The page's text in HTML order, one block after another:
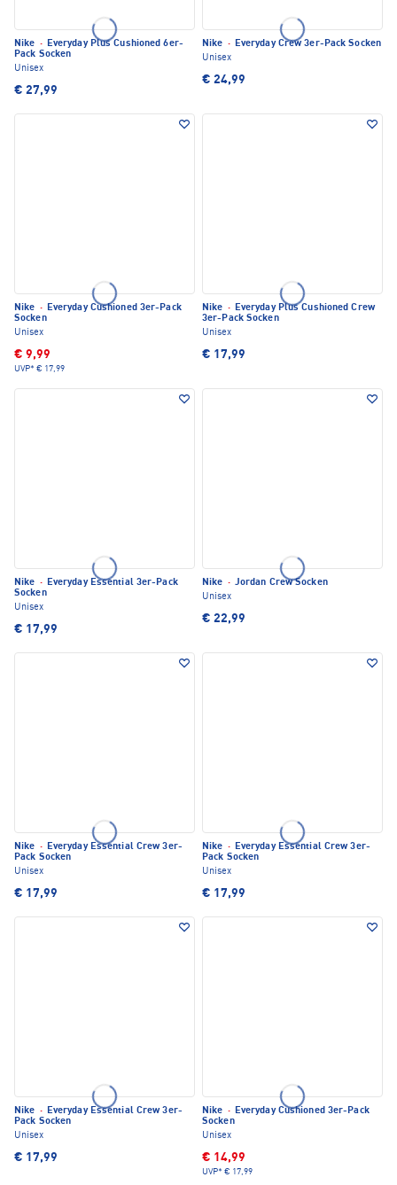
Nike · Everyday Plus Cushioned 6er-
Pack Socken
Unisex
€ 27,99
Nike · Everyday Crew 3er-Pack Socken
Unisex
€ 24,99
Nike · Everyday Cushioned 3er-Pack
Socken
Unisex
€ 9,99
UVP* € 17,99
Nike · Everyday Plus Cushioned Crew
3er-Pack Socken
Unisex
€ 17,99
Nike · Everyday Essential 3er-Pack
Socken
Unisex
€ 17,99
Nike · Jordan Crew Socken
Unisex
€ 22,99
Nike · Everyday Essential Crew 3er-
Pack Socken
Unisex
€ 17,99
Nike · Everyday Essential Crew 3er-
Pack Socken
Unisex
€ 17,99
Nike · Everyday Essential Crew 3er-
Pack Socken
Unisex
€ 17,99
Nike · Everyday Cushioned 3er-Pack
Socken
Unisex
€ 14,99
UVP* € 17,99